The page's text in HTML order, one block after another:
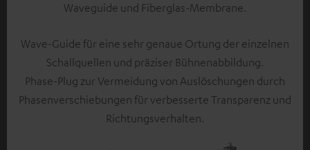
Waveguide und Fiberglas-Membrane.
Wave-Guide für eine sehr genaue Ortung der einzelnen
Schallquellen und präziser Bühnenabbildung.
Phase-Plug zur Vermeidung von Auslöschungen durch
Phasenverschiebungen für verbesserte Transparenz und
Richtungsverhalten.